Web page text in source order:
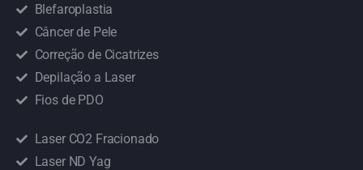
Blefaroplastia
Câncer de Pele
Correção de Cicatrizes
Depilação a Laser
Fios de PDO
Laser CO2 Fracionado
Laser ND Yag